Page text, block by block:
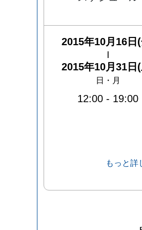
2015年10月16日
2015年10月31日
日・月
12:00 - 19:00
もっと詳